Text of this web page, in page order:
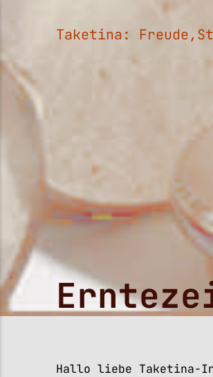
Taketina:
Hallo liebe Taketina-